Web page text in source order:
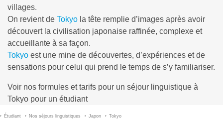
villages.
On revient de Tokyo la tête remplie d’images après avoir
découvert la civilisation japonaise raffinée, complexe et
accueillante à sa façon.
Tokyo est une mine de découvertes, d’expériences et de
sensations pour celui qui prend le temps de s’y familiariser.
Voir nos formules et tarifs pour un séjour linguistique à
Tokyo pour un étudiant
Étudiant Nos séjours linguistiques Japon Tokyo